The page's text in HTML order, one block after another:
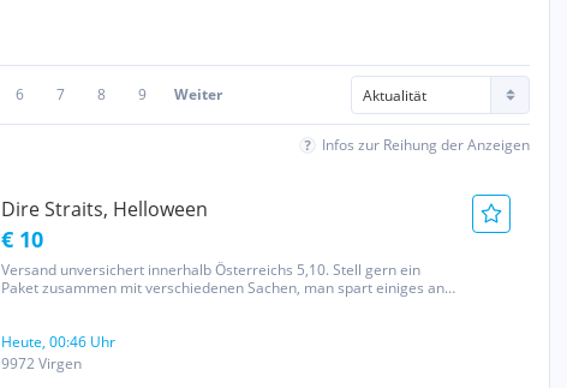
6 7 8 9 Weiter
Infos zur Reihung der Anzeigen
Dire Straits, Helloween
€ 10
Versand unversichert innerhalb Österreichs 5,10. Stell gern ein
Paket zusammen mit verschiedenen Sachen, man spart einiges an
anderen...
Heute, 00:46 Uhr
9972 Virgen